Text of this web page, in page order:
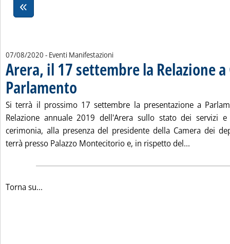
07/08/2020 - Eventi Manifestazioni
Arera, il 17 settembre la Relazione
Parlamento
Si terrà il prossimo 17 settembre la presentazione a
Relazione annuale 2019 dell'Arera sullo stato dei servizi
cerimonia, alla presenza del presidente della Camera dei
terrà presso Palazzo Montecitorio e, in rispetto del...
Torna su...